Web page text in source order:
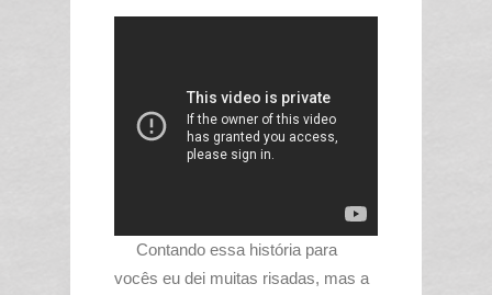
Contando essa história para
vocês eu dei muitas risadas, mas a